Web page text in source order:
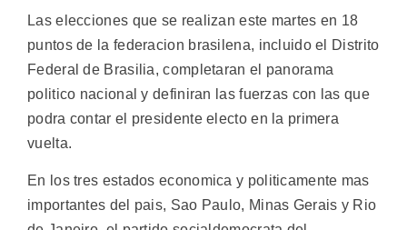
Las elecciones que se realizan este martes en 18
puntos de la federacion brasilena, incluido el Distrito
Federal de Brasilia, completaran el panorama
politico nacional y definiran las fuerzas con las que
podra contar el presidente electo en la primera
vuelta.
En los tres estados economica y politicamente mas
importantes del pais, Sao Paulo, Minas Gerais y Rio